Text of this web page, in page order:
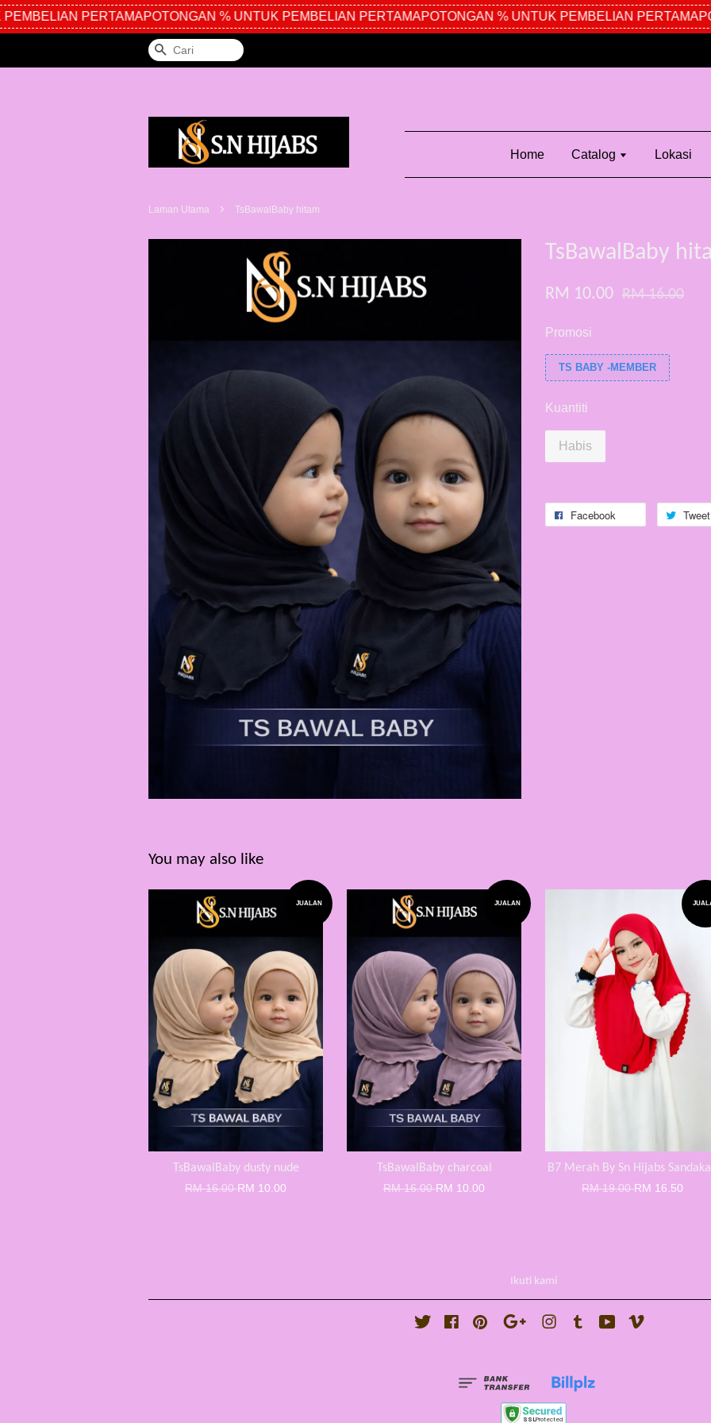
PERTAMAPOTONGAN % UNTUK PEMBELIAN PERTAMAPOTONGAN % UNTUK PEMBELIAN PERTAMA
Cari
Home Catalog Lokasi
Laman Utama › TsBawalBaby hitam
TsBawalBaby
RM 10.00 RM 16.00
Promosi
TS BABY -MEMBER
Kuantiti
Habis
Facebook Tweet
You may also like
JUALAN
TsBawalBaby dusty nude
RM 16.00RM 10.00
JUALAN
TsBawalBaby charcoal
RM 16.00RM 10.00
B7 Merah By Sn Hijabs
RM 19.00RM 16.50
Ikuti kami
Twitter FacebookPinterest Google Instagram
Tumblr YouTube